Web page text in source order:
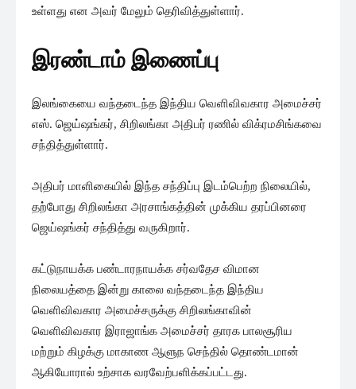
உள்ளது என அவர் மேலும் தெரிவித்துள்ளார்.
இரண்டாம் இணைப்பு
இலங்கையை வந்தடைந்த இந்திய வெளிவிவகார அமைச்சர்
எஸ். ஜெய்ஷங்கர், சிறிலங்கா அதிபர் ரணில் விக்ரமசிங்கவை
சந்தித்துள்ளார்.
அதிபர் மாளிகையில் இந்த சந்திப்பு இடம்பெற்ற நிலையில்,
தற்போது சிறிலங்கா அரசாங்கத்தின் முக்கிய தரப்பினரை
ஜெய்ஷங்கர் சந்தித்து வருகிறார்.
கட்டுநாயக்க பண்டாரநாயக்க சர்வதேச விமான
நிலையத்தை இன்று காலை வந்தடைந்த இந்திய
வெளிவிவகார அமைச்சருக்கு சிறிலங்காவின்
வெளிவிவகார இராஜாங்க அமைச்சர் தாரக பாலசூரிய
மற்றும் கிழக்கு மாகாண ஆளுந செந்தில் தொண்டமான்
ஆகியோரால் உற்சாக வரவேற்பளிக்கப்பட்டது.